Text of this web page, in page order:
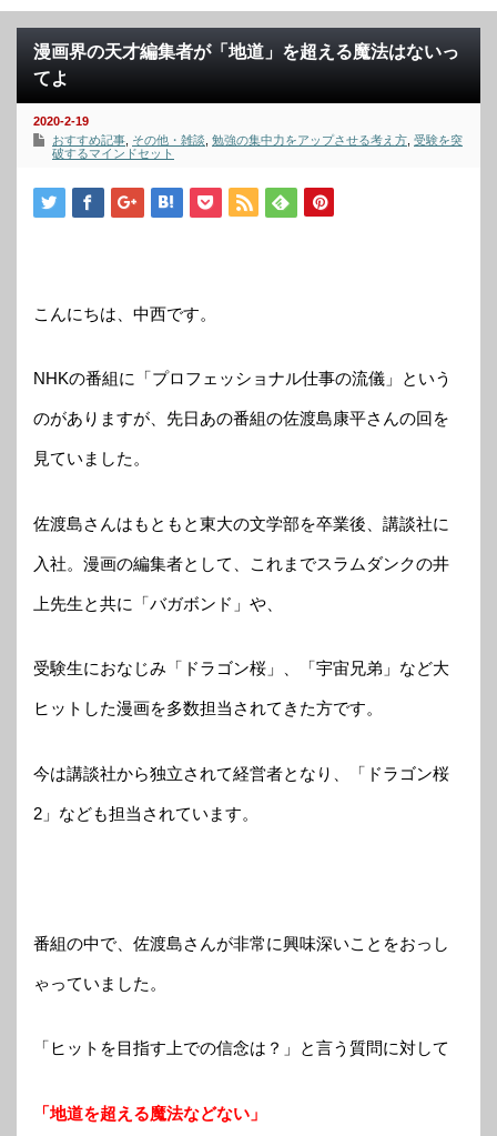
漫画界の天才編集者が「地道」を超える魔法はないっ
てよ
2020-2-19
おすすめ記事 その他・雑談 勉強の集中力をアップさせる考え方 受験を突
破するマインドセット
こんにちは、中西です。
NHKの番組に「プロフェッショナル仕事の流儀」という
のがありますが、先日あの番組の佐渡島康平さんの回を
見ていました。
佐渡島さんはもともと東大の文学部を卒業後、講談社に
入社。漫画の編集者として、これまでスラムダンクの井
上先生と共に「バガボンド」や、
受験生におなじみ「ドラゴン桜」、「宇宙兄弟」など大
ヒットした漫画を多数担当されてきた方です。
今は講談社から独立されて経営者となり、「ドラゴン桜
2」なども担当されています。
番組の中で、佐渡島さんが非常に興味深いことをおっし
ゃっていました。
「ヒットを目指す上での信念は？」と言う質問に対して
「地道を超える魔法などない」